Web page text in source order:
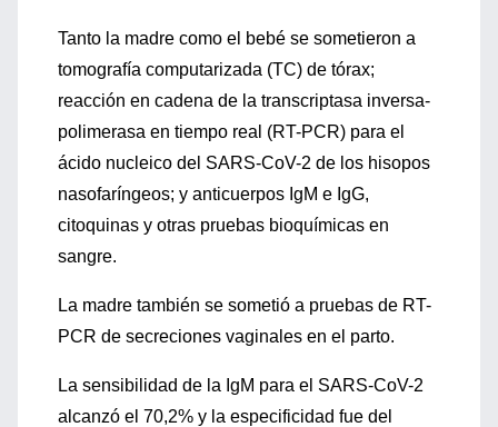
Tanto la madre como el bebé se sometieron a
tomografía computarizada (TC) de tórax;
reacción en cadena de la transcriptasa inversa-
polimerasa en tiempo real (RT-PCR) para el
ácido nucleico del SARS-CoV-2 de los hisopos
nasofaríngeos; y anticuerpos IgM e IgG,
citoquinas y otras pruebas bioquímicas en
sangre.
La madre también se sometió a pruebas de RT-
PCR de secreciones vaginales en el parto.
La sensibilidad de la IgM para el SARS-CoV-2
alcanzó el 70,2% y la especificidad fue del